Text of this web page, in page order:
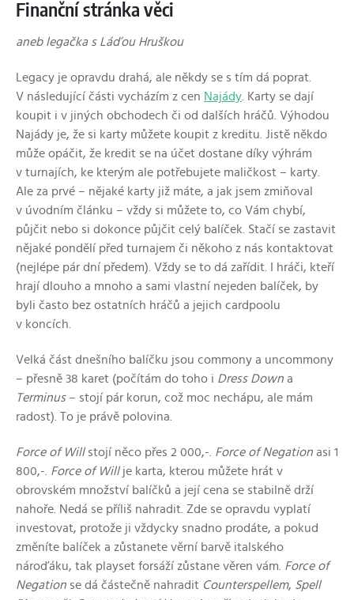
Finanční stránka věci
aneb legačka s Láďou Hruškou
Legacy je opravdu drahá, ale někdy se s tím dá poprat.
V následující části vycházím z cen Najády . Karty se dají
koupit i v jiných obchodech či od dalších hráčů. Výhodou
Najády je, že si karty můžete koupit z kreditu. Jistě někdo
může opáčit, že kredit se na účet dostane díky výhrám
v turnajích, ke kterým ale potřebujete maličkost – karty.
Ale za prvé – nějaké karty již máte, a jak jsem zmiňoval
v úvodním článku – vždy si můžete to, co Vám chybí,
půjčit nebo si dokonce půjčit celý balíček. Stačí se zastavit
nějaké pondělí před turnajem či někoho z nás kontaktovat
(nejlépe pár dní předem). Vždy se to dá zařídit. I hráči, kteří
hrají dlouho a mnoho a sami vlastní nejeden balíček, by
byli často bez ostatních hráčů a jejich cardpoolu
v koncích.
Velká část dnešního balíčku jsou commony a uncommony
– přesně 38 karet (počítám do toho i Dress Down a
Terminus– stojí pár korun, což moc nechápu, ale mám
radost). To je právě polovina.
Force of Willstojí něco přes 2 000,-. Force of Negation asi 1
800,-. Force of Willje karta, kterou můžete hrát v
obrovském množství balíčků a její cena se stabilně drží
nahoře. Nedá se příliš nahradit. Zde se opravdu vyplatí
investovat, protože ji vždycky snadno prodáte, a pokud
změníte balíček a zůstanete věrní barvě italského
nároďáku, tak playset forsáží zůstane věren vám. Force of
Negation se dá částečně nahradit Counterspellem, Spell